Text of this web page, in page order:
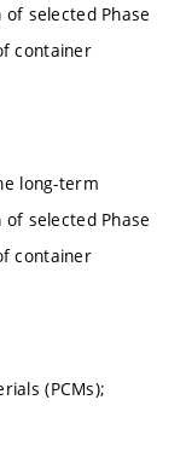
selected Phase
container
long-term
selected Phase
container
(PCMs);